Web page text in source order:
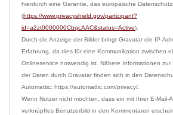
hierdurch eine Garantie, das europäische
(https://www.privacyshield.gov/participant?
id=a2zt0000000CbqcAAC&status=Active).
Durch die Anzeige der Bilder bringt Gravatar die IP-
Erfahrung, da dies für eine Kommunikation zwischen
Onlineservice notwendig ist. Nähere Informationen
der Daten durch Gravatar finden sich in den
Automattic: https://automattic.com/privacy/.
Wenn Nutzer nicht möchten, dass ein mit Ihrer E-Mail-
verknüpftes Benutzerbild in den Kommentaren